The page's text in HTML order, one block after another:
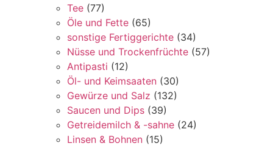
Tee (77)
Öle und Fette (65)
sonstige Fertiggerichte (34)
Nüsse und Trockenfrüchte (57)
Antipasti (12)
Öl- und Keimsaaten (30)
Gewürze und Salz (132)
Saucen und Dips (39)
Getreidemilch & -sahne (24)
Linsen & Bohnen (15)